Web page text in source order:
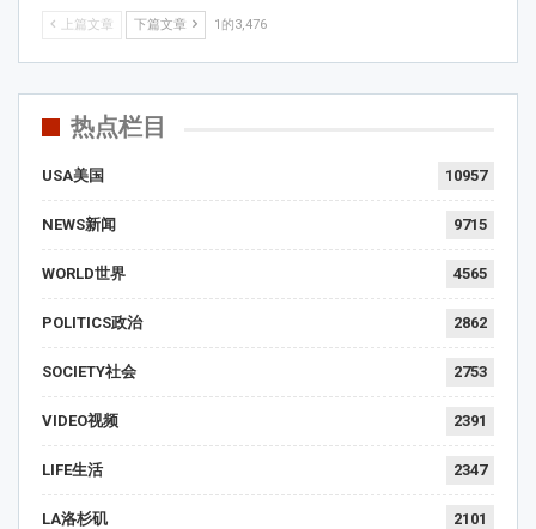
上篇文章 下篇文章 1的3,476
热点栏目
USA美国 10957
NEWS新闻 9715
WORLD世界 4565
POLITICS政治 2862
SOCIETY社会 2753
VIDEO视频 2391
LIFE生活 2347
LA洛杉矶 2101